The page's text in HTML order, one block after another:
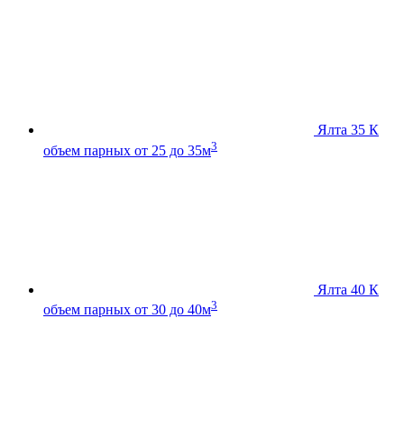
Ялта 35 К
объем парных от 25 до 35м3
Ялта 40 К
объем парных от 30 до 40м3